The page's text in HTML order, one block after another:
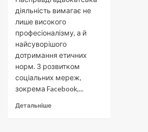
діяльність вимагає не
лише високого
професіоналізму, а й
найсуворішого
дотримання етичних
норм. З розвитком
соціальних мереж,
зокрема Facebook,...
Детальніше